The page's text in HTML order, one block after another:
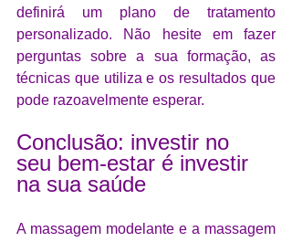
definirá um plano de tratamento
personalizado. Não hesite em fazer
perguntas sobre a sua formação, as
técnicas que utiliza e os resultados que
pode razoavelmente esperar.
Conclusão: investir no
seu bem-estar é investir
na sua saúde
A massagem modelante e a massagem